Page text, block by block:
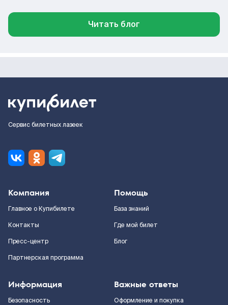
Читать блог
Сервис билетных лазеек
Компания
Главное о Купибилете
Контакты
Пресс-центр
Партнерская программа
Помощь
База знаний
Где мой билет
Блог
Информация
Безопасность
Важные ответы
Оформление и покупка